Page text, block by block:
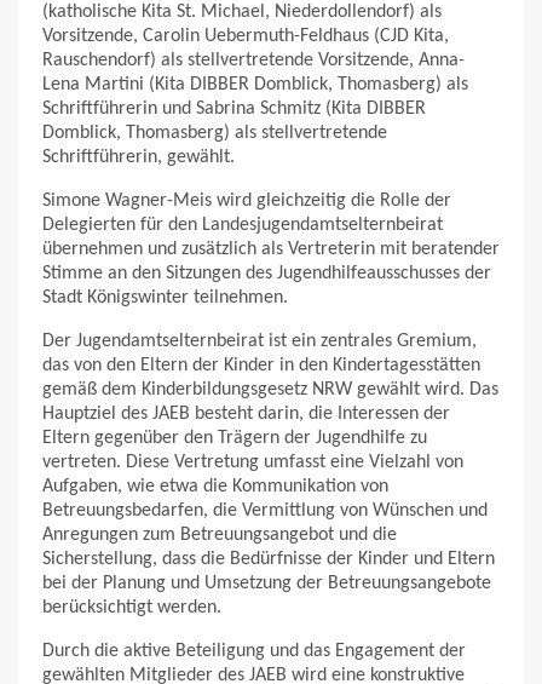
(katholische Kita St. Michael, Niederdollendorf) als
Vorsitzende, Carolin Uebermuth-Feldhaus (CJD Kita,
Rauschendorf) als stellvertretende Vorsitzende, Anna-
Lena Martini (Kita DIBBER Domblick, Thomasberg) als
Schriftführerin und Sabrina Schmitz (Kita DIBBER
Domblick, Thomasberg) als stellvertretende
Schriftführerin, gewählt.
Simone Wagner-Meis wird gleichzeitig die Rolle der
Delegierten für den Landesjugendamtselternbeirat
übernehmen und zusätzlich als Vertreterin mit beratender
Stimme an den Sitzungen des Jugendhilfeausschusses der
Stadt Königswinter teilnehmen.
Der Jugendamtselternbeirat ist ein zentrales Gremium,
das von den Eltern der Kinder in den Kindertagesstätten
gemäß dem Kinderbildungsgesetz NRW gewählt wird. Das
Hauptziel des JAEB besteht darin, die Interessen der
Eltern gegenüber den Trägern der Jugendhilfe zu
vertreten. Diese Vertretung umfasst eine Vielzahl von
Aufgaben, wie etwa die Kommunikation von
Betreuungsbedarfen, die Vermittlung von Wünschen und
Anregungen zum Betreuungsangebot und die
Sicherstellung, dass die Bedürfnisse der Kinder und Eltern
bei der Planung und Umsetzung der Betreuungsangebote
berücksichtigt werden.
Durch die aktive Beteiligung und das Engagement der
gewählten Mitglieder des JAEB wird eine konstruktive